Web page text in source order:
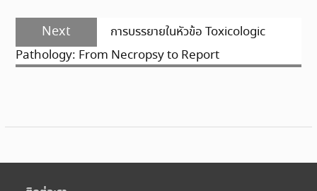
Next
Next
post:
การบรรยายในหัวข้อ Toxicologic
Pathology: From Necropsy to Report